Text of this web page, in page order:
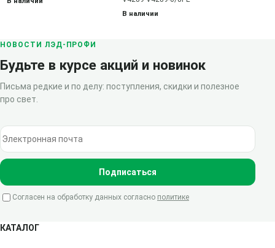
В наличии
НОВОСТИ ЛЭД-ПРОФИ
Будьте в курсе акций и новинок
Письма редкие и по делу: поступления, скидки и полезное
про свет.
Электронная почта
Подписаться
Согласен на обработку данных согласно политике
КАТАЛОГ